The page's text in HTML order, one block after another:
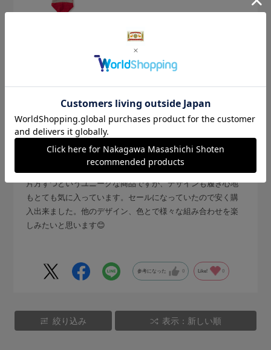
:ご自宅用
玲
身長:151～155cm 体型:小柄 普段の服のサイズ:M
シンプルだけどワンポイントがとても可愛いソックスです。
片方ずつというユニークな商品ですが、デザインも履き心地
もとても気に入っています。セールになっていたので安く購
入出来ました。他のデザイン、色とで様々な組み合わせを楽
しみたいと思います😊
参考になった 0 Like! 0
絞り込み 表示：新しい順